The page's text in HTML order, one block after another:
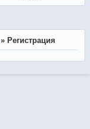
» Регистрация